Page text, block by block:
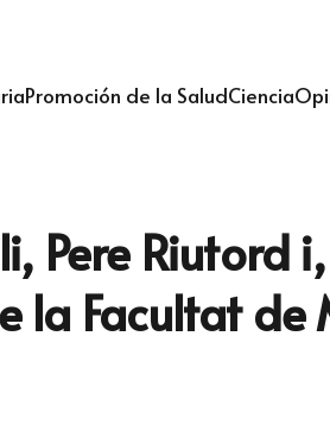
Promoción de la SaludCiencia
Pere Riutord
la Facultat de